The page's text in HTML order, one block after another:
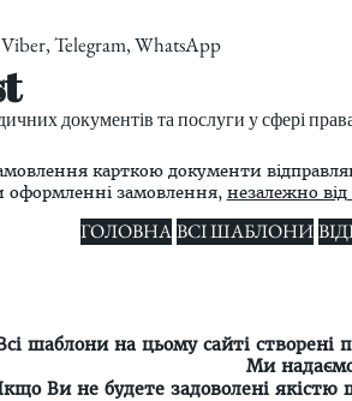
Telegram, WhatsApp
документів та послуги у сфері
карткою документи
оформленні замовлення, незалежно від
ГОЛОВНА ВСІ ШАБЛОНИ
шаблони на цьому сайті
Ми
Ви не будете задоволені